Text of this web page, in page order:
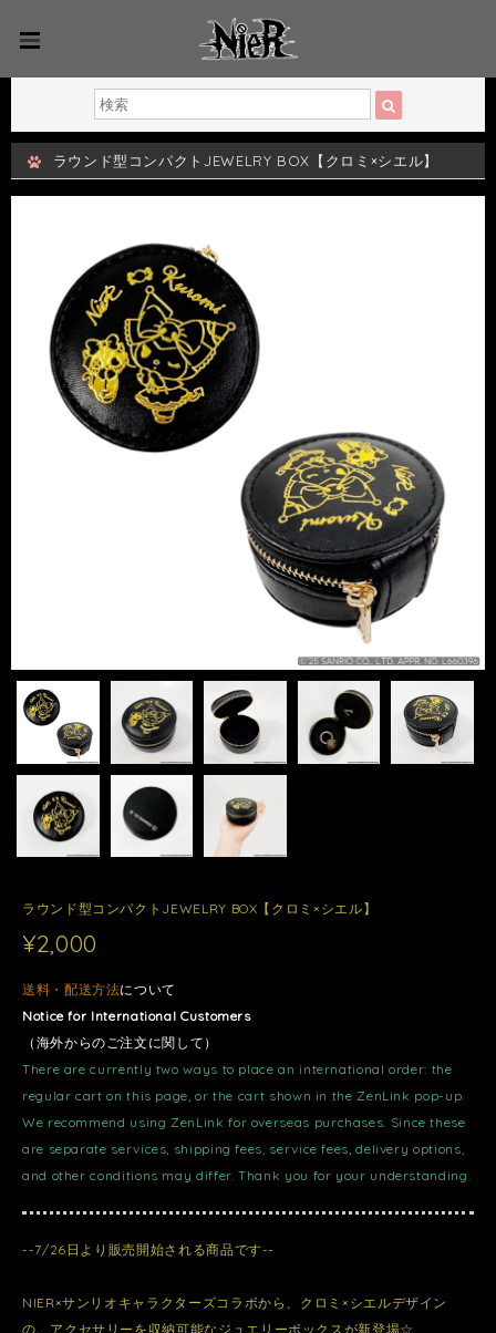
ラウンド型コンパクトJEWELRY BOX【クロミ×シエル】
ラウンド型コンパクトJEWELRY BOX【クロミ×シエル】
¥2,000
送料・配送方法について
Notice for International Customers
（海外からのご注文に関して）
There are currently two ways to place an international order: the
regular cart on this page, or the cart shown in the ZenLink pop-up.
We recommend using ZenLink for overseas purchases. Since these
are separate services, shipping fees, service fees, delivery options,
and other conditions may differ. Thank you for your understanding.
--7/26日より販売開始される商品です--
NIER×サンリオキャラクターズコラボから、クロミ×シエルデザイン
の、アクセサリーを収納可能なジュエリーボックスが新登場☆